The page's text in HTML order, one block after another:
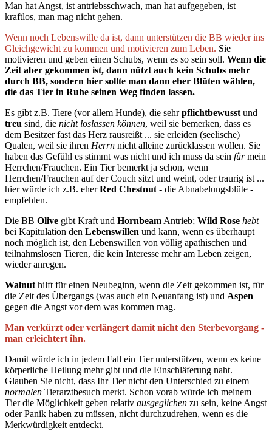
Man hat Angst, ist antriebsschwach, man hat aufgegeben, ist
kraftlos, man mag nicht gehen.
Wenn noch Lebenswille da ist, dann unterstützen die BB wieder ins
Gleichgewicht zu kommen und motivieren zum Leben. Sie
motivieren und geben einen Schubs, wenn es so sein soll. Wenn die
Zeit aber gekommen ist, dann nützt auch kein Schubs mehr
durch BB, sondern hier sollte man dann eher Blüten wählen,
die das Tier in Ruhe seinen Weg finden lassen.
Es gibt z.B. Tiere (vor allem Hunde), die sehrpflichtbewusstund
treu sind, die nicht loslassen können, weil sie bemerken, dass es
dem Besitzer fast das Herz rausreißt ... sie erleiden (seelische)
Qualen, weil sie ihren Herrn nicht alleine zurücklassen wollen. Sie
haben das Gefühl es stimmt was nicht und ich muss da sein fürmein
Herrchen/Frauchen. Ein Tier bemerkt ja schon, wenn
Herrchen/Frauchen auf der Couch sitzt und weint, oder traurig ist ...
hier würde ich z.B. eherRed Chestnut- die Abnabelungsblüte -
empfehlen.
Die BB Olive gibt Kraft und HornbeamAntrieb; Wild Rose hebt
bei Kapitulation den Lebenswillen und kann, wenn es überhaupt
noch möglich ist, den Lebenswillen von völlig apathischen und
teilnahmslosen Tieren, die kein Interesse mehr am Leben zeigen,
wieder anregen.
Walnuthilft für einen Neubeginn, wenn die Zeit gekommen ist, für
die Zeit des Übergangs (was auch ein Neuanfang ist) und Aspen
gegen die Angst vor dem was kommen mag.
Man verkürzt oder verlängert damit nicht den Sterbevorgang -
man erleichtert ihn.
Damit würde ich in jedem Fall ein Tier unterstützen, wenn es keine
körperliche Heilung mehr gibt und die Einschläferung naht.
Glauben Sie nicht, dass Ihr Tier nicht den Unterschied zu einem
normalen Tierarztbesuch merkt. Schon vorab würde ich meinem
Tier die Möglichkeit geben relativ ausgeglichen zu sein, keine Angst
oder Panik haben zu müssen, nicht durchzudrehen, wenn es die
Merkwürdigkeit entdeckt.